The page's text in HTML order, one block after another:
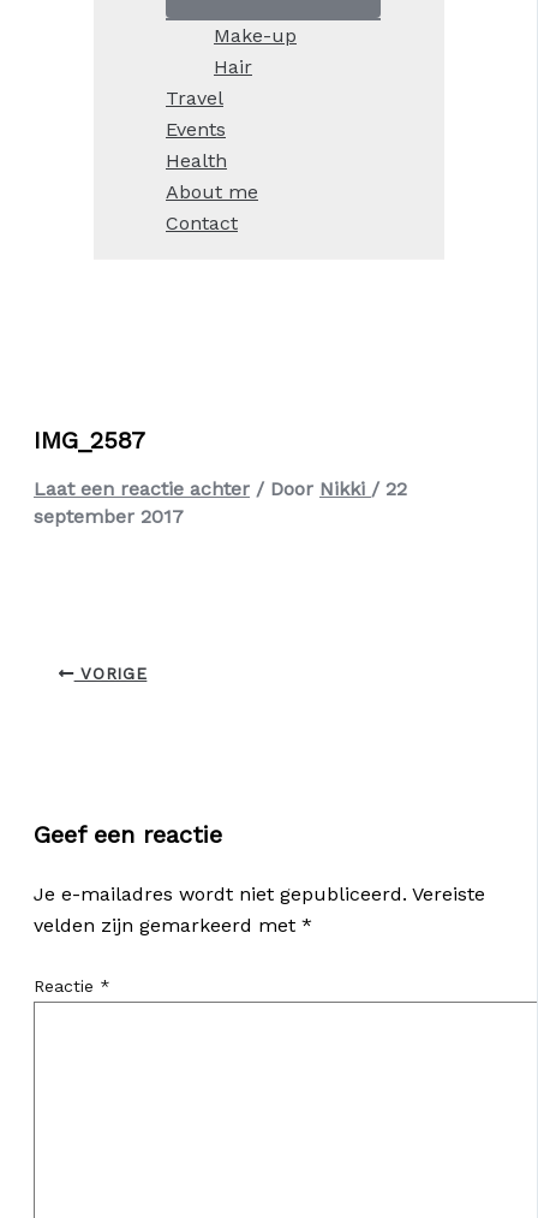
Make-up
Hair
Travel
Events
Health
About me
Contact
IMG_2587
Laat een reactie achter / Door Nikki / 22
september 2017
VORIGE
Geef een reactie
Je e-mailadres wordt niet gepubliceerd. Vereiste
velden zijn gemarkeerd met *
Reactie *